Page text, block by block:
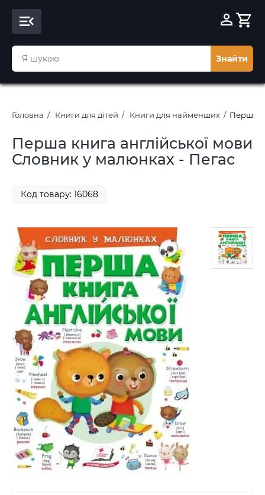
Знайти
Головна Книги для дітей Книги для найменших Перша
Перша книга англійської мови
Словник у малюнках - Пегас
Код товару: 16068